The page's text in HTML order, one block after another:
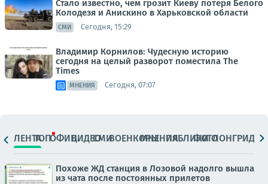
Стало известно, чем грозит Киеву потеря Белого
Колодезя и Анискино в Харьковской области
СМИ Сегодня, 15:29
Владимир Корнилов: Чудесную историю
сегодня на целый разворот поместила The
Times
МНЕНИЯ Сегодня, 07:07
ЛЕНТАТОПОФИЦ.ВИДЕОСМИВОЕНКОРЫМНЕНИЯПАБЛИКИ
ФОТОЛОНГРИДЫ
Похоже ЖД станция в Лозовой надолго вышла
из чата после постоянных прилетов